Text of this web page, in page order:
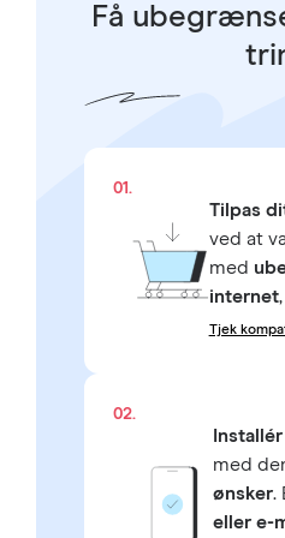
Få
01.
Tilpas
ved at
med
internet
Tjek
02.
med
ønsker.
eller e-